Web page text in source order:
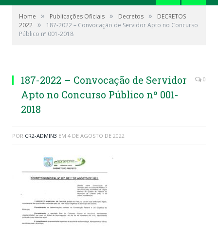
Home » Publicações Oficiais » Decretos »
DECRETOS
2022 »
187-2022 – Convocação de Servidor Apto no Concurso
Público nº 001-2018
187-2022 – Convocação de Servidor
Apto no Concurso Público nº 001-
2018
0
POR CR2-ADMIN3 EM 4 DE AGOSTO DE 2022